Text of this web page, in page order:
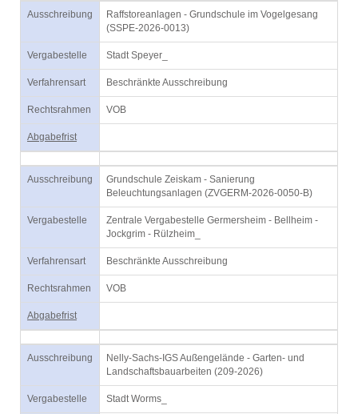
Ausschreibung
Raffstoreanlagen - Grundschule im Vogelgesang
(SSPE-2026-0013)
Vergabestelle Stadt Speyer_
Verfahrensart Beschränkte Ausschreibung
Rechtsrahmen VOB
Abgabefrist
Ausschreibung
Grundschule Zeiskam - Sanierung
Beleuchtungsanlagen (ZVGERM-2026-0050-B)
Vergabestelle
Zentrale Vergabestelle Germersheim - Bellheim -
Jockgrim - Rülzheim_
Verfahrensart Beschränkte Ausschreibung
Rechtsrahmen VOB
Abgabefrist
Ausschreibung
Nelly-Sachs-IGS Außengelände - Garten- und
Landschaftsbauarbeiten (209-2026)
Vergabestelle Stadt Worms_